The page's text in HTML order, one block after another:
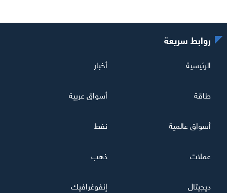
روابط سريعة
الرئيسية أخبار
طاقة أسواق عربية
أسواق عالمية نفط
عملات ذهب
ديجيتال إنفوغرافيك